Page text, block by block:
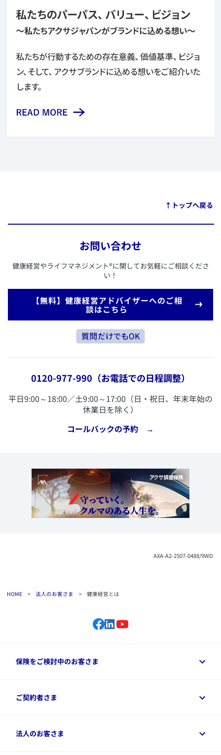
​↑トップへ戻る
お問い合わせ
​健康経営やライフマネジメント®に関してお気軽にご相談くださ
い！
​【無料】健康経営アドバイザーへのご相
談はこちら
0120-977-990 （お電話での日程調整）
​平日9:00～18:00／土9:00～17:00（日・祝日、年末年始の
休業日を除く）
​コールバックの予約 →
​AXA-A2-2507-0488/9WD
HOME > 法人のお客さま > 健康経営とは
保険をご検討中のお客さま
保険をご検討中のお客さまトップ
資料請求
ご契約者さま
ご契約者さまトップ
法人のお客さま